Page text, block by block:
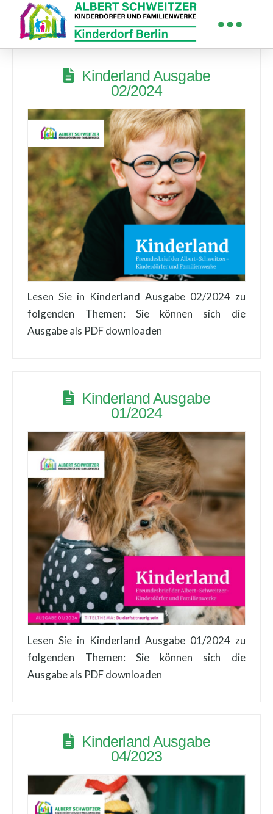
Kinderland Ausgabe
02/2024
Lesen Sie in Kinderland Ausgabe 02/2024 zu
folgenden Themen: Sie können sich die
Ausgabe als PDF downloaden
Kinderland Ausgabe
01/2024
Lesen Sie in Kinderland Ausgabe 01/2024 zu
folgenden Themen: Sie können sich die
Ausgabe als PDF downloaden
Kinderland Ausgabe
04/2023